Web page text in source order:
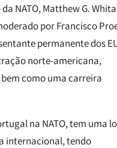
NATO, Matthew G.
por Francisco
permanente dos
norte-americana,
como uma carreira
na NATO, tem uma
internacional, tendo